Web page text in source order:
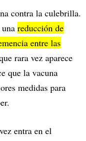
contra la culebrilla.
reducción de
entre las
rara vez aparece
que la vacuna
medidas para
entra en el